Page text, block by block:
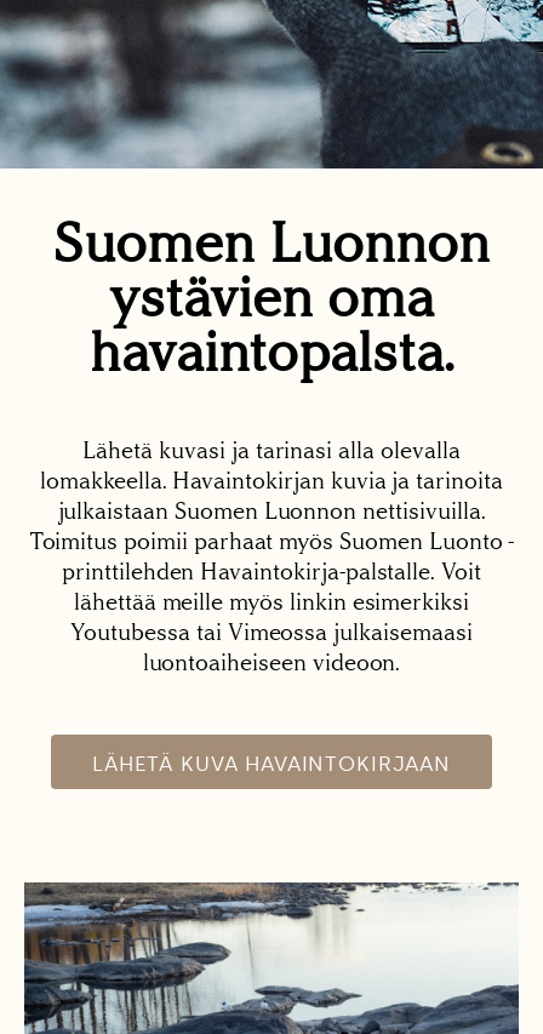
Suomen Luonnon
ystävien oma
havaintopalsta.
Lähetä kuvasi ja tarinasi alla olevalla
lomakkeella. Havaintokirjan kuvia ja tarinoita
julkaistaan Suomen Luonnon nettisivuilla.
Toimitus poimii parhaat myös Suomen Luonto -
printtilehden Havaintokirja-palstalle. Voit
lähettää meille myös linkin esimerkiksi
Youtubessa tai Vimeossa julkaisemaasi
luontoaiheiseen videoon.
LÄHETÄ KUVA HAVAINTOKIRJAAN